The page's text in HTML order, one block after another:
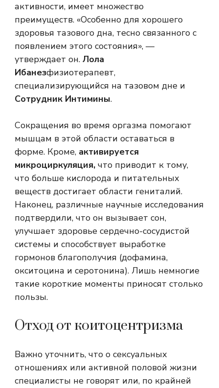
активности, имеет множество
преимуществ. «Особенно для хорошего
здоровья тазового дна, тесно связанного с
появлением этого состояния», —
утверждает он. Лола
Ибанезфизиотерапевт,
специализирующийся на тазовом дне и
Сотрудник Интимины.
Сокращения во время оргазма помогают
мышцам в этой области оставаться в
форме. Кроме, активируется
микроциркуляция, что приводит к тому,
что больше кислорода и питательных
веществ достигает области гениталий.
Наконец, различные научные исследования
подтвердили, что он вызывает сон,
улучшает здоровье сердечно-сосудистой
системы и способствует выработке
гормонов благополучия (дофамина,
окситоцина и серотонина). Лишь немногие
такие короткие моменты приносят столько
пользы.
Отход от коитоцентризма
Важно уточнить, что о сексуальных
отношениях или активной половой жизни
специалисты не говорят или, по крайней